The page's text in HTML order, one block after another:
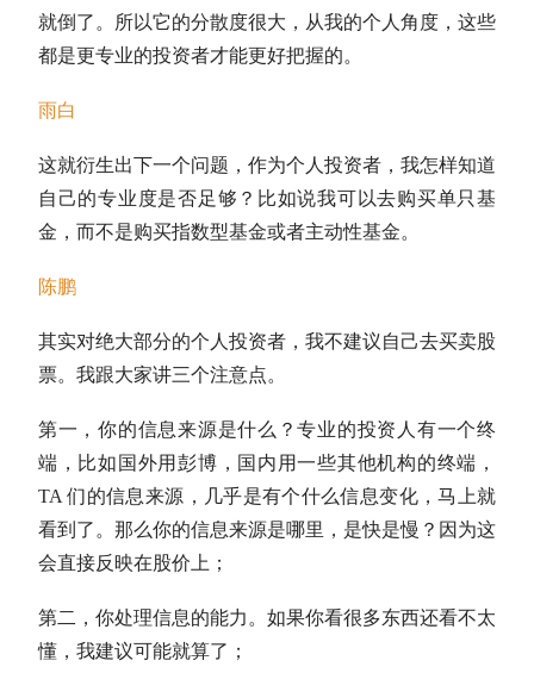
就倒了。所以它的分散度很大，从我的个人角度，这些
都是更专业的投资者才能更好把握的。
雨白
这就衍生出下一个问题，作为个人投资者，我怎样知道
自己的专业度是否足够？比如说我可以去购买单只基
金，而不是购买指数型基金或者主动性基金。
陈鹏
其实对绝大部分的个人投资者，我不建议自己去买卖股
票。我跟大家讲三个注意点。
第一，你的信息来源是什么？专业的投资人有一个终
端，比如国外用彭博，国内用一些其他机构的终端，
TA 们的信息来源，几乎是有个什么信息变化，马上就
看到了。那么你的信息来源是哪里，是快是慢？因为这
会直接反映在股价上；
第二，你处理信息的能力。如果你看很多东西还看不太
懂，我建议可能就算了；